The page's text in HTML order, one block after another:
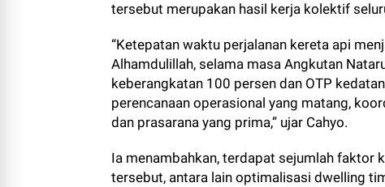
tersebut merupakan hasil kerja kolektif
“Ketepatan waktu perjalanan kereta api
Alhamdulillah, selama masa Angkutan
keberangkatan 100 persen dan OTP
perencanaan operasional yang matang,
dan prasarana yang prima,” ujar Cahyo.
Ia menambahkan, terdapat sejumlah faktor
tersebut, antara lain optimalisasi dwelling